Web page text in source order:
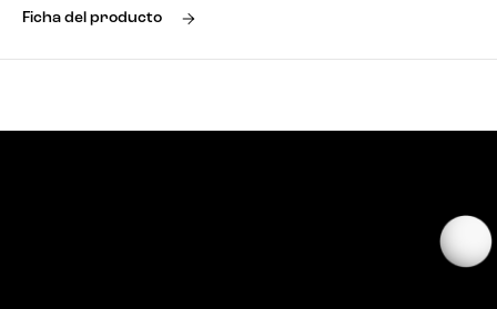
Ficha del producto